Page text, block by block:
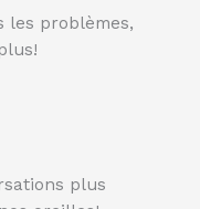
les problèmes,
plus